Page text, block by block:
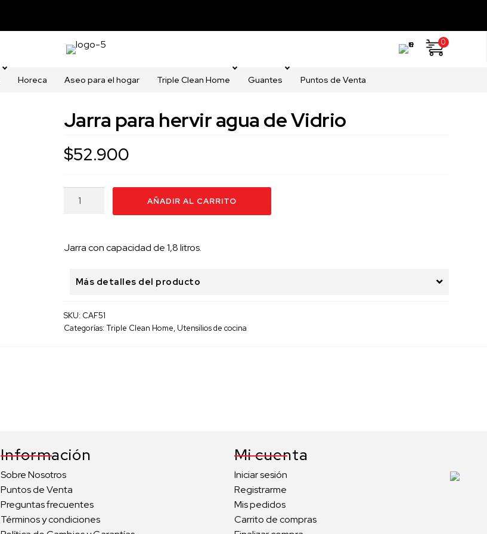
0
Horeca Aseo para el hogar Triple Clean Home Guantes Puntos de Venta
Jarra para hervir agua de Vidrio
$52.900
de
cantidad
AÑADIR AL CARRITO
Jarra con capacidad de 1,8 litros.
Más detalles del producto
SKU: CAF51
Categorías:Triple Clean Home, Utensilios de cocina
Información
Sobre Nosotros
Puntos de Venta
Preguntas frecuentes
Términos y condiciones
Mi cuenta
Iniciar sesión
Registrarme
Mis pedidos
Carrito de compras